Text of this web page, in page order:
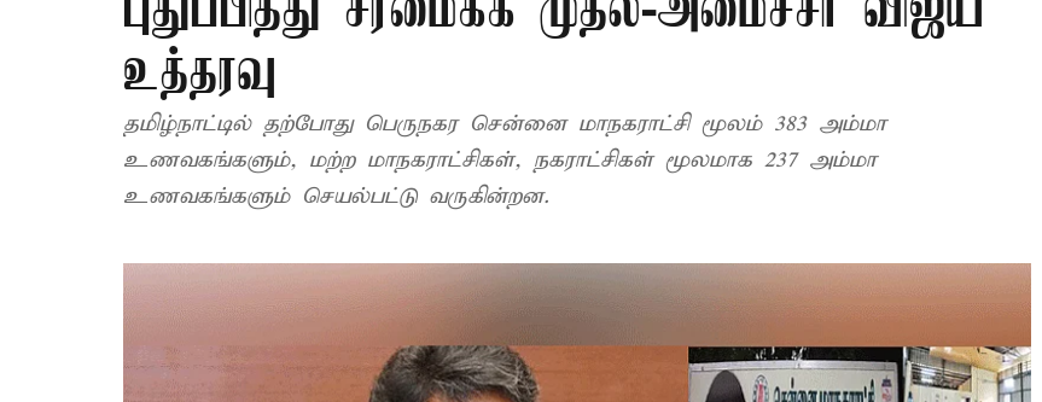
உத்தரவு
தமிழ்நாட்டில் தற்போது பெருநகர சென்னை மாநகராட்சி மூலம் 383 அம்மா
உணவகங்களும், மற்ற மாநகராட்சிகள், நகராட்சிகள் மூலமாக 237 அம்மா
உணவகங்களும் செயல்பட்டு வருகின்றன.